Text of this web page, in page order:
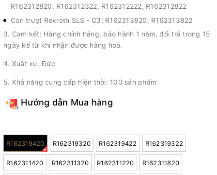
R162312820, R162312322, R162312222, R162312822
Con trượt Rexroth SLS - C3: R162313820, R162313822
3. Cam kết: Hàng chính hãng, bảo hành 1 năm, đổi trả trong 15
ngày kể từ khi nhận được hàng hoá.
4. Xuất xứ: Đức
5. Khả năng cung cấp hiện thời: 100 sản phẩm
Hướng dẫn Mua hàng
R162319420 R162319320 R162319422 R162319322
R162311420 R162311320 R162311220 R162311820